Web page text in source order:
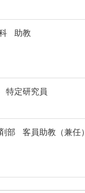
助教
特定研究員
部 客員助教（兼任）